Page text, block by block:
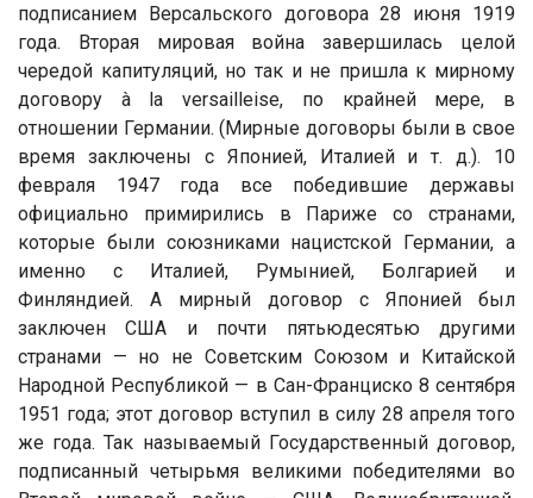
подписанием Версальского договора 28 июня 1919
года. Вторая мировая война завершилась целой
чередой капитуляций, но так и не пришла к мирному
договору à la versailleise, по крайней мере, в
отношении Германии. (Мирные договоры были в свое
время заключены с Японией, Италией и т. д.). 10
февраля 1947 года все победившие державы
официально примирились в Париже со странами,
которые были союзниками нацистской Германии, а
именно с Италией, Румынией, Болгарией и
Финляндией. А мирный договор с Японией был
заключен США и почти пятьюдесятью другими
странами — но не Советским Союзом и Китайской
Народной Республикой — в Сан-Франциско 8 сентября
1951 года; этот договор вступил в силу 28 апреля того
же года. Так называемый Государственный договор,
подписанный четырьмя великими победителями во